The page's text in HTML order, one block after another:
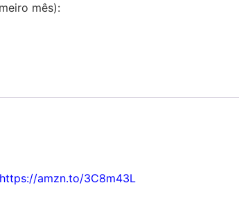
mês):
https://amzn.to/3C8m43L